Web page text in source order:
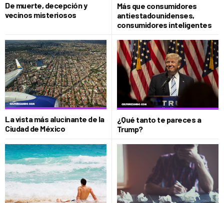
De muerte, decepción y
vecinos misteriosos
Más que consumidores
antiestadounidenses,
consumidores inteligentes
La vista más alucinante de la
Ciudad de México
¿Qué tanto te pareces a
Trump?